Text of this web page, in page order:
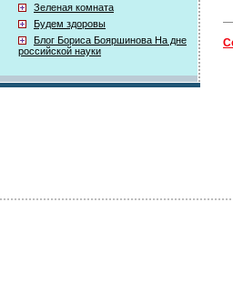
Зеленая комната
Будем здоровы
Блог Бориса Бояршинова На дне
российской науки